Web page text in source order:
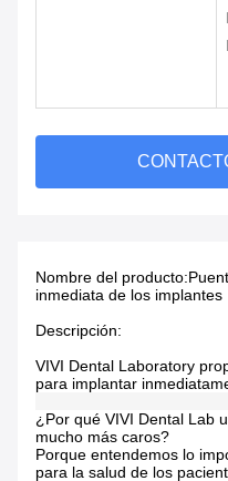
Nombre del producto:
inmediata de los implantes
Descripción:
VIVI Dental Laboratory
para implantar
¿Por qué VIVI Dental Lab
mucho más caros?
Porque entendemos lo
para la salud de los